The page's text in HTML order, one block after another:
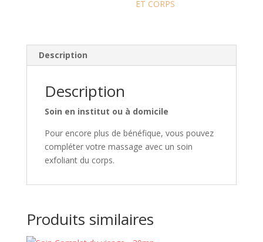
ET CORPS
Description
Description
Soin en institut ou à domicile
Pour encore plus de bénéfique, vous pouvez
compléter votre massage avec un soin
exfoliant du corps.
Produits similaires